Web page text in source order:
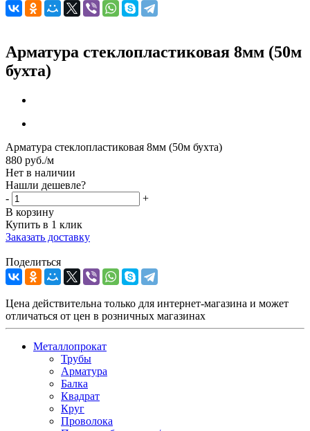
Арматура стеклопластиковая 8мм (50м
бухта)
Арматура стеклопластиковая 8мм (50м бухта)
880 руб./м
Нет в наличии
Нашли дешевле?
-
+
В корзину
Купить в 1 клик
Заказать доставку
Поделиться
Цена действительна только для интернет-магазина и может
отличаться от цен в розничных магазинах
Металлопрокат
Трубы
Арматура
Балка
Квадрат
Круг
Проволока